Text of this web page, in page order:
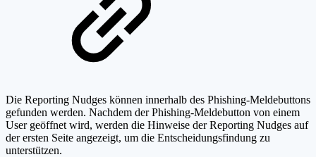
Die Reporting Nudges können innerhalb des Phishing-Meldebuttons
gefunden werden. Nachdem der Phishing-Meldebutton von einem
User geöffnet wird, werden die Hinweise der Reporting Nudges auf
der ersten Seite angezeigt, um die Entscheidungsfindung zu
unterstützen.